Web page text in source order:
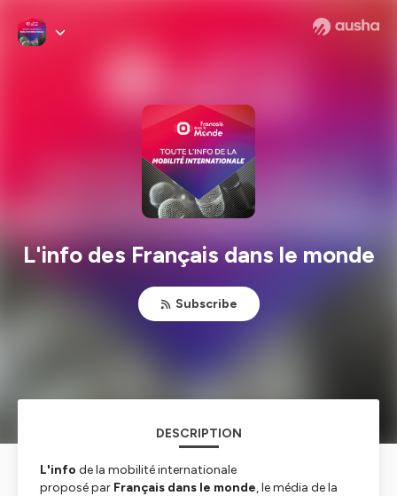
L'info des Français dans le monde
Subscribe
DESCRIPTION
L'info de la mobilité internationale
proposé par Français dans le monde, le média de la